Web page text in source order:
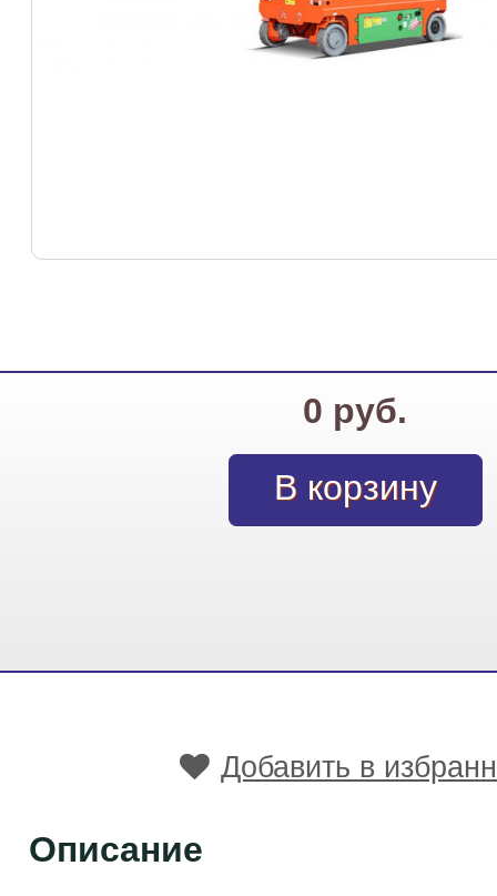
0 руб.
Добавить в
Описание